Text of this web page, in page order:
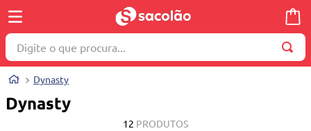
Digite o que procura...
Dynasty
Dynasty
12 PRODUTOS
2º
brinquedo